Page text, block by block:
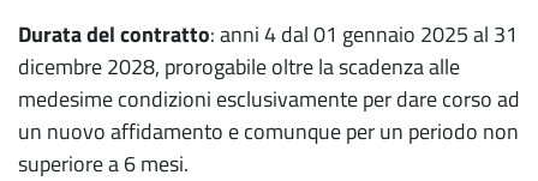
Durata del contratto: anni 4 dal 01 gennaio 2025 al 31
dicembre 2028, prorogabile oltre la scadenza alle
medesime condizioni esclusivamente per dare corso ad
un nuovo affidamento e comunque per un periodo non
superiore a 6 mesi.